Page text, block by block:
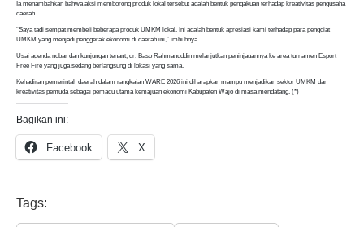
Ia menambahkan bahwa aksi memborong produk lokal tersebut adalah bentuk pengakuan terhadap kreativitas pengusaha
daerah.
“Saya tadi sempat membeli beberapa produk UMKM lokal. Ini adalah bentuk apresiasi kami terhadap para penggiat
UMKM yang menjadi penggerak ekonomi di daerah ini,” imbuhnya.
Usai agenda nobar dan kunjungan tenant, dr. Baso Rahmanuddin melanjutkan peninjauannya ke area turnamen Esport
Free Fire yang juga sedang berlangsung di lokasi yang sama.
Kehadiran pemerintah daerah dalam rangkaian WARE 2026 ini diharapkan mampu menjadikan sektor UMKM dan
kreativitas pemuda sebagai pemacu utama kemajuan ekonomi Kabupaten Wajo di masa mendatang. (*)
Bagikan ini:
Facebook X
Tags: